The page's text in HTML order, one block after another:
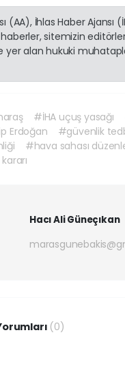
(AA), İhlas Haber
sitemizin
yer alan hukuki
#İHA uçuş yasağı
Erdoğan
#güvenlik
#hava sahası
Hacı Ali Güneçıkan
(0)